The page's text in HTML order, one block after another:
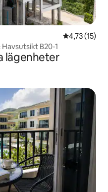
4,73 av 5 i
4,73 (15)
Havsutsikt B20-1
lägenheter